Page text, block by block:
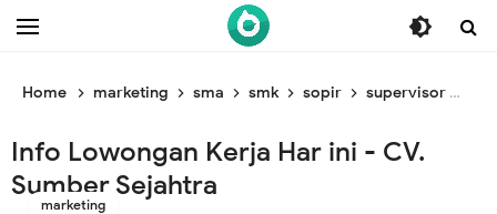
/* ganti br end */
Home marketing sma smk sopir supervisor
Info Lowongan Kerja Har ini - CV.
Sumber Sejahtra
marketing